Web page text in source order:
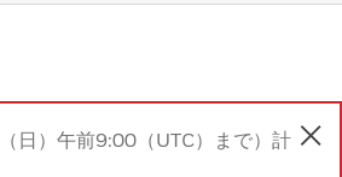
日）午前9:00（UTC）まで）計